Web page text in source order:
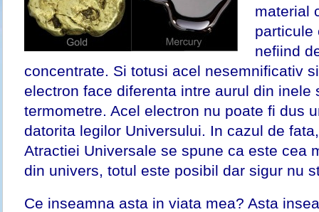
material
particule
nefiind
concentrate. Si totusi acel nesemnificativ
electron face diferenta intre aurul din inele
termometre. Acel electron nu poate fi dus
datorita legilor Universului. In cazul de
Atractiei Universale se spune ca este cea
din univers, totul este posibil dar sigur
Ce inseamna asta in viata mea? Asta